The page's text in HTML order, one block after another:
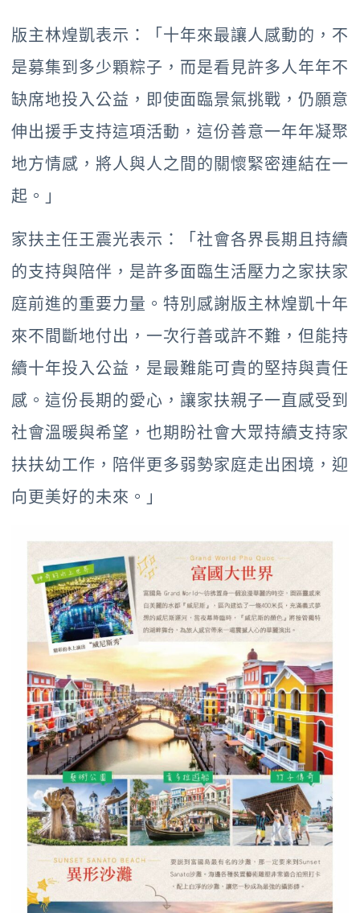
版主林煌凱表示：「十年來最讓人感動的，不
是募集到多少顆粽子，而是看見許多人年年不
缺席地投入公益，即使面臨景氣挑戰，仍願意
伸出援手支持這項活動，這份善意一年年凝聚
地方情感，將人與人之間的關懷緊密連結在一
起。」
家扶主任王震光表示：「社會各界長期且持續
的支持與陪伴，是許多面臨生活壓力之家扶家
庭前進的重要力量。特別感謝版主林煌凱十年
來不間斷地付出，一次行善或許不難，但能持
續十年投入公益，是最難能可貴的堅持與責任
感。這份長期的愛心，讓家扶親子一直感受到
社會溫暖與希望，也期盼社會大眾持續支持家
扶扶幼工作，陪伴更多弱勢家庭走出困境，迎
向更美好的未來。」